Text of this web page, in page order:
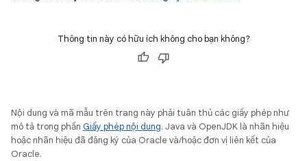
Thông tin này có hữu ích không cho bạn không?
Nội dung và mã mẫu trên trang này phải tuân thủ các giấy phép như
mô tả trong phần Giấy phép nội dung. Java và OpenJDK là nhãn hiệu
hoặc nhãn hiệu đã đăng ký của Oracle và/hoặc đơn vị liên kết của
Oracle.